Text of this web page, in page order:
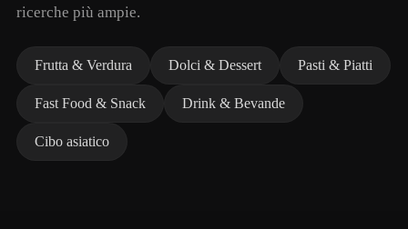
ricerche più ampie.
Frutta & Verdura Dolci & Dessert Pasti & Piatti
Fast Food & Snack Drink & Bevande
Cibo asiatico